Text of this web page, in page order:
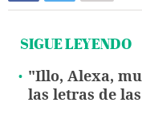
SIGUE LEYENDO
"Illo, Alexa,
las letras de